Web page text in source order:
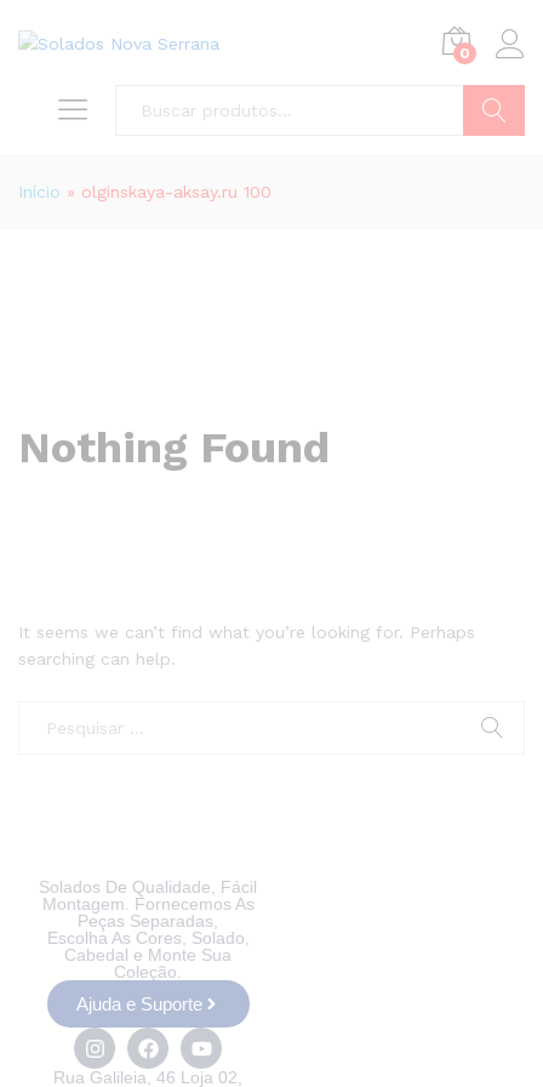
0
Início » olginskaya-aksay.ru 100
Nothing Found
It seems we can’t find what you’re looking for. Perhaps
searching can help.
Solados De Qualidade, Fácil
Montagem. Fornecemos As
Peças Separadas,
Escolha As Cores, Solado,
Cabedal e Monte Sua
Coleção.
Ajuda e Suporte
Rua Galileia, 46 Loja 02,